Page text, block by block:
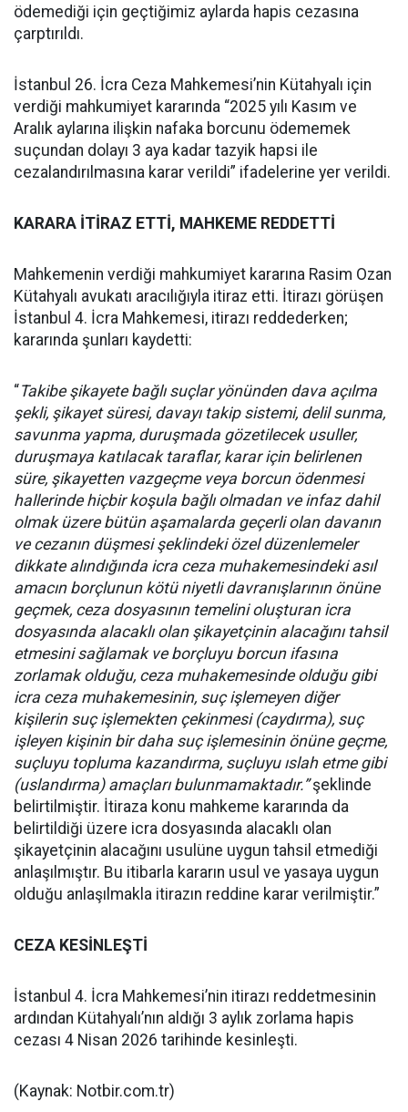
ödemediği için geçtiğimiz aylarda hapis cezasına
çarptırıldı.
İstanbul 26. İcra Ceza Mahkemesi’nin Kütahyalı için
verdiği mahkumiyet kararında “2025 yılı Kasım ve
Aralık aylarına ilişkin nafaka borcunu ödememek
suçundan dolayı 3 aya kadar tazyik hapsi ile
cezalandırılmasına karar verildi” ifadelerine yer verildi.
KARARA İTİRAZ ETTİ, MAHKEME REDDETTİ
Mahkemenin verdiği mahkumiyet kararına Rasim Ozan
Kütahyalı avukatı aracılığıyla itiraz etti. İtirazı görüşen
İstanbul 4. İcra Mahkemesi, itirazı reddederken;
kararında şunları kaydetti:
“Takibe şikayete bağlı suçlar yönünden dava açılma
şekli, şikayet süresi, davayı takip sistemi, delil sunma,
savunma yapma, duruşmada gözetilecek usuller,
duruşmaya katılacak taraflar, karar için belirlenen
süre, şikayetten vazgeçme veya borcun ödenmesi
hallerinde hiçbir koşula bağlı olmadan ve infaz dahil
olmak üzere bütün aşamalarda geçerli olan davanın
ve cezanın düşmesi şeklindeki özel düzenlemeler
dikkate alındığında icra ceza muhakemesindeki asıl
amacın borçlunun kötü niyetli davranışlarının önüne
geçmek, ceza dosyasının temelini oluşturan icra
dosyasında alacaklı olan şikayetçinin alacağını tahsil
etmesini sağlamak ve borçluyu borcun ifasına
zorlamak olduğu, ceza muhakemesinde olduğu gibi
icra ceza muhakemesinin, suç işlemeyen diğer
kişilerin suç işlemekten çekinmesi (caydırma), suç
işleyen kişinin bir daha suç işlemesinin önüne geçme,
suçluyu topluma kazandırma, suçluyu ıslah etme gibi
(uslandırma) amaçları bulunmamaktadır.”şeklinde
belirtilmiştir. İtiraza konu mahkeme kararında da
belirtildiği üzere icra dosyasında alacaklı olan
şikayetçinin alacağını usulüne uygun tahsil etmediği
anlaşılmıştır. Bu itibarla kararın usul ve yasaya uygun
olduğu anlaşılmakla itirazın reddine karar verilmiştir.”
CEZA KESİNLEŞTİ
İstanbul 4. İcra Mahkemesi’nin itirazı reddetmesinin
ardından Kütahyalı’nın aldığı 3 aylık zorlama hapis
cezası 4 Nisan 2026 tarihinde kesinleşti.
(Kaynak: Notbir.com.tr)